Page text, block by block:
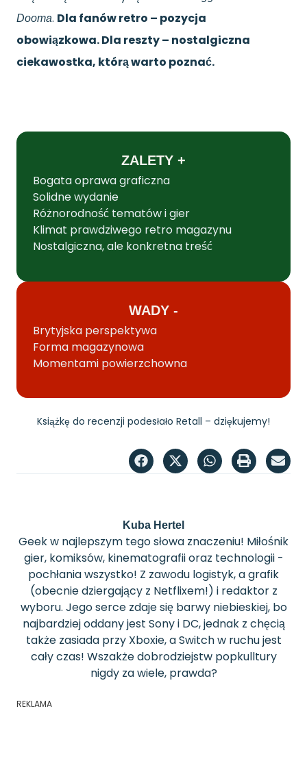
Dooma. Dla fanów retro – pozycja
obowiązkowa. Dla reszty – nostalgiczna
ciekawostka, którą warto poznać.
ZALETY +
Bogata oprawa graficzna
Solidne wydanie
Różnorodność tematów i gier
Klimat prawdziwego retro magazynu
Nostalgiczna, ale konkretna treść
WADY -
Brytyjska perspektywa
Forma magazynowa
Momentami powierzchowna
Książkę do recenzji podesłało Retall – dziękujemy!
Kuba Hertel
Geek w najlepszym tego słowa znaczeniu! Miłośnik
gier, komiksów, kinematografii oraz technologii -
pochłania wszystko! Z zawodu logistyk, a grafik
(obecnie dziergający z Netflixem!) i redaktor z
wyboru. Jego serce zdaje się barwy niebieskiej, bo
najbardziej oddany jest Sony i DC, jednak z chęcią
także zasiada przy Xboxie, a Switch w ruchu jest
cały czas! Wszakże dobrodziejstw popkulltury
nigdy za wiele, prawda?
REKLAMA